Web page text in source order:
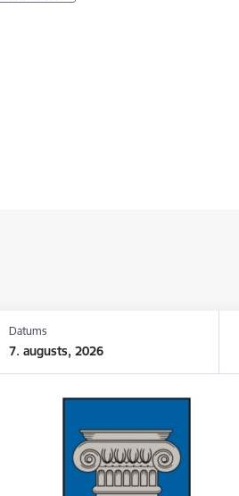
Datums
7. augusts, 2026